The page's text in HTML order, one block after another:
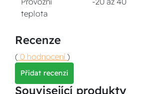
teplota
Recenze
( 0 hodnocení )
Přidat recenzi
Související produkty